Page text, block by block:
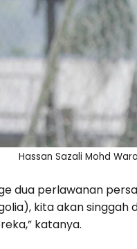
Hassan Sazali Mohd
dua perlawanan
kita akan
katanya.